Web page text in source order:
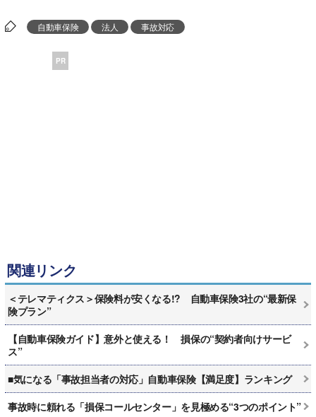
自動車保険 法人 事故対応
PR
関連リンク
＜テレマティクス＞保険料が安くなる!? 自動車保険3社の“最新保
険プラン”
【自動車保険ガイド】意外と使える！ 損保の“契約者向けサービ
ス”
■気になる「事故担当者の対応」自動車保険【満足度】ランキング
事故時に頼れる「損保コールセンター」を見極める“3つのポイント”